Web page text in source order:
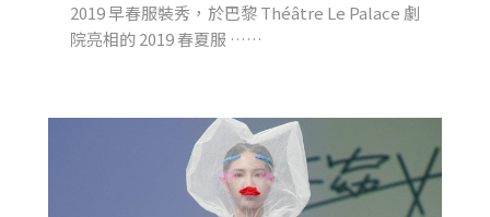
2019 早春服裝秀，於巴黎 Théâtre Le Palace 劇
院亮相的 2019 春夏服 ……